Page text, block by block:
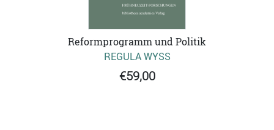
Reformprogramm und Politik
REGULA WYSS
€59,00